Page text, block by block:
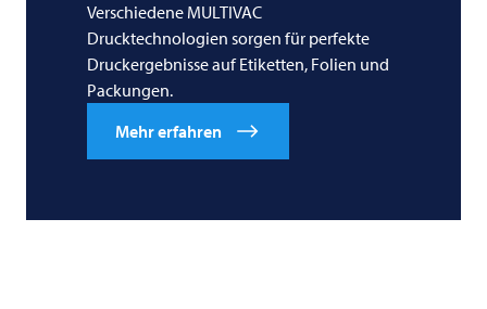
Verschiedene MULTIVAC
Drucktechnologien sorgen für perfekte
Druckergebnisse auf Etiketten, Folien und
Packungen.
Mehr erfahren